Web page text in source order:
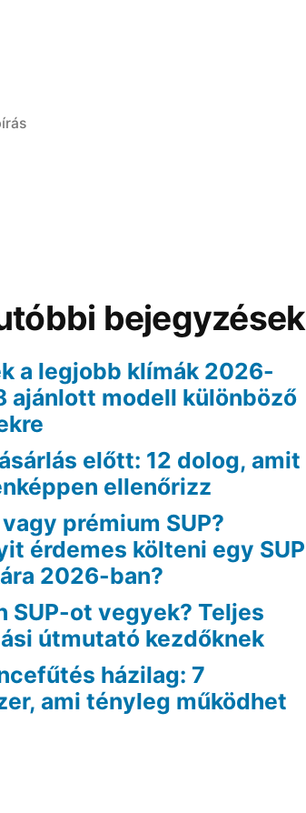
bejegyzések
a legjobb klímák 2026-
ajánlott modell különböző
előtt: 12 dolog, amit
ellenőrizz
prémium SUP?
érdemes költeni egy SUP
2026-ban?
SUP-ot vegyek? Teljes
útmutató kezdőknek
házilag: 7
ami tényleg működhet